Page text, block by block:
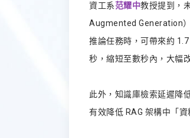
資工系范耀中教授提到，
Augmented Generation
推論任務時，可帶來約
秒，縮短至數秒內，大幅
此外，知識庫檢索延遲降
有效降低 RAG 架構中「